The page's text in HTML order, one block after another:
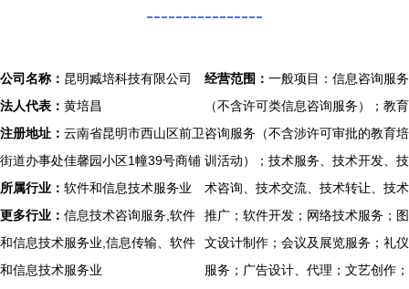
----------------
公司名称： 昆明臧培科技有限公司
法人代表： 黄培昌
注册地址： 云南省昆明市西山区前卫
街道办事处佳馨园小区1幢39号商铺
所属行业： 软件和信息技术服务业
更多行业： 信息技术咨询服务,软件
和信息技术服务业,信息传输、软件
和信息技术服务业
经营范围： 一般项目：信息咨询服务
（不含许可类信息咨询服务）；教育
咨询服务（不含涉许可审批的教育培
训活动）；技术服务、技术开发、技
术咨询、技术交流、技术转让、技术
推广；软件开发；网络技术服务；图
文设计制作；会议及展览服务；礼仪
服务；广告设计、代理；文艺创作；